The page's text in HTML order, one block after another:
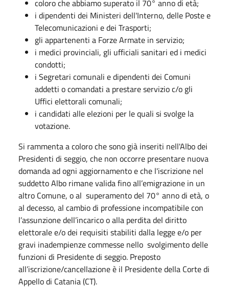
coloro che abbiamo superato il 70° anno di età;
i dipendenti dei Ministeri dell'Interno, delle Poste e
Telecomunicazioni e dei Trasporti;
gli appartenenti a Forze Armate in servizio;
i medici provinciali, gli ufficiali sanitari ed i medici
condotti;
i Segretari comunali e dipendenti dei Comuni
addetti o comandati a prestare servizio c/o gli
Uffici elettorali comunali;
i candidati alle elezioni per le quali si svolge la
votazione.
Si rammenta a coloro che sono già inseriti nell'Albo dei
Presidenti di seggio, che non occorre presentare nuova
domanda ad ogni aggiornamento e che l'iscrizione nel
suddetto Albo rimane valida fino all’emigrazione in un
altro Comune, o al superamento del 70° anno di età, o
al decesso, al cambio di professione incompatibile con
l’assunzione dell’incarico o alla perdita del diritto
elettorale e/o dei requisiti stabiliti dalla legge e/o per
gravi inadempienze commesse nello svolgimento delle
funzioni di Presidente di seggio. Preposto
all’iscrizione/cancellazione è il Presidente della Corte di
Appello di Catania (CT).